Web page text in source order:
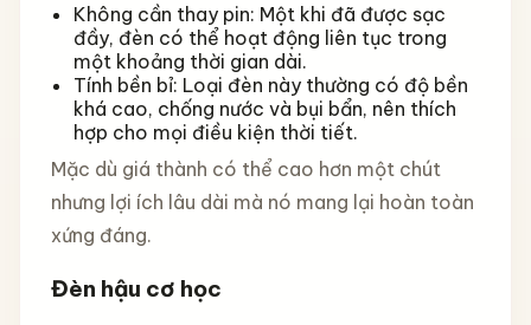
Không cần thay pin: Một khi đã được sạc
đầy, đèn có thể hoạt động liên tục trong
một khoảng thời gian dài.
Tính bền bỉ: Loại đèn này thường có độ bền
khá cao, chống nước và bụi bẩn, nên thích
hợp cho mọi điều kiện thời tiết.
Mặc dù giá thành có thể cao hơn một chút
nhưng lợi ích lâu dài mà nó mang lại hoàn toàn
xứng đáng.
Đèn hậu cơ học